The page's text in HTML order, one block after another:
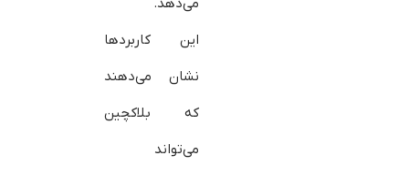
می‌دهد.
این کاربردها
نشان می‌دهند
که بلاکچین
می‌تواند